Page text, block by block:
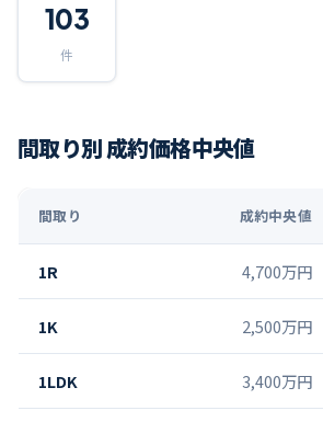
103
件
間取り別 成約価格中央値
間取り 成約中央値
1R 4,700万円
1K 2,500万円
1LDK 3,400万円